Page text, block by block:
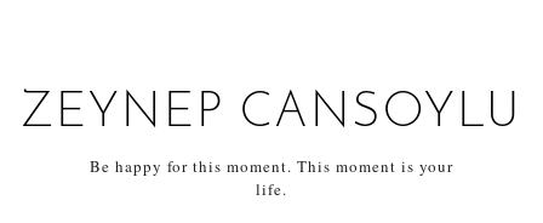
ZEYNEP CANSOYLU
Be happy for this moment. This moment is your
life.